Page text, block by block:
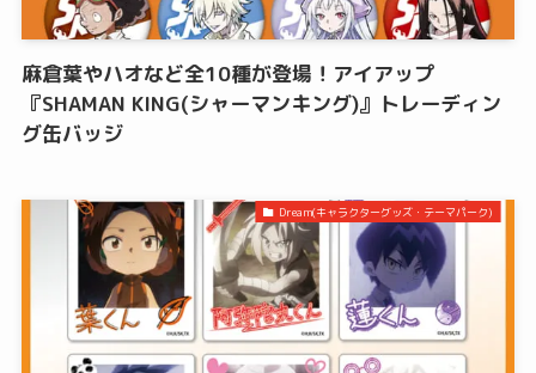
麻倉葉やハオなど全10種が登場！アイアップ
『SHAMAN KING(シャーマンキング)』トレーディン
グ缶バッジ
Dream(キャラクターグッズ・テーマパーク)